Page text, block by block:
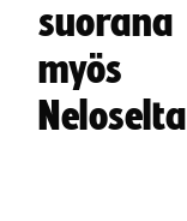
suorana
myös
Neloselta